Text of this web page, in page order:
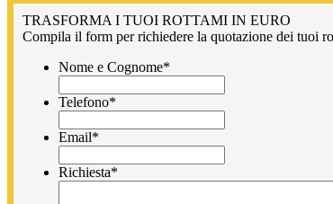
TRASFORMA I TUOI ROTTAMI IN EURO
Compila il form per richiedere la quotazione dei tuoi
Nome e Cognome*
Telefono*
Email*
Richiesta*